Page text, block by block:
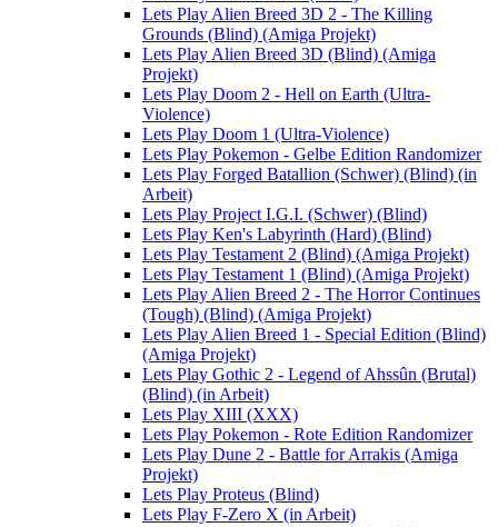
Lets Play Alien Breed 3D 2 - The Killing
Grounds (Blind) (Amiga Projekt)
Lets Play Alien Breed 3D (Blind) (Amiga
Projekt)
Lets Play Doom 2 - Hell on Earth (Ultra-
Violence)
Lets Play Doom 1 (Ultra-Violence)
Lets Play Pokemon - Gelbe Edition Randomizer
Lets Play Forged Batallion (Schwer) (Blind) (in
Arbeit)
Lets Play Project I.G.I. (Schwer) (Blind)
Lets Play Ken's Labyrinth (Hard) (Blind)
Lets Play Testament 2 (Blind) (Amiga Projekt)
Lets Play Testament 1 (Blind) (Amiga Projekt)
Lets Play Alien Breed 2 - The Horror Continues
(Tough) (Blind) (Amiga Projekt)
Lets Play Alien Breed 1 - Special Edition (Blind)
(Amiga Projekt)
Lets Play Gothic 2 - Legend of Ahssûn (Brutal)
(Blind) (in Arbeit)
Lets Play XIII (XXX)
Lets Play Pokemon - Rote Edition Randomizer
Lets Play Dune 2 - Battle for Arrakis (Amiga
Projekt)
Lets Play Proteus (Blind)
Lets Play F-Zero X (in Arbeit)